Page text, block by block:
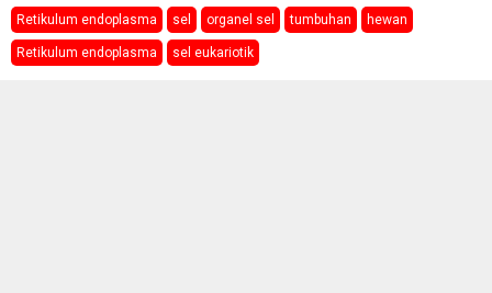
Retikulum endoplasma sel organel sel tumbuhan hewan
Retikulum endoplasma sel eukariotik